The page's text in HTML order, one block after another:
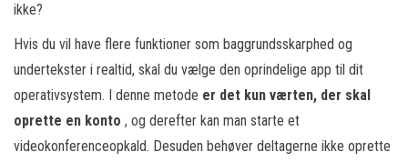
ikke?
Hvis du vil have flere funktioner som baggrundsskarphed og
undertekster i realtid, skal du vælge den oprindelige app til dit
operativsystem. I denne metode er det kun værten, der skal
oprette en konto , og derefter kan man starte et
videokonferenceopkald. Desuden behøver deltagerne ikke oprette